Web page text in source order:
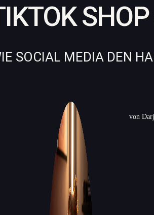
SOCIAL MEDIA DEN
von